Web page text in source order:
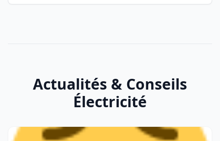
Actualités & Conseils
Électricité